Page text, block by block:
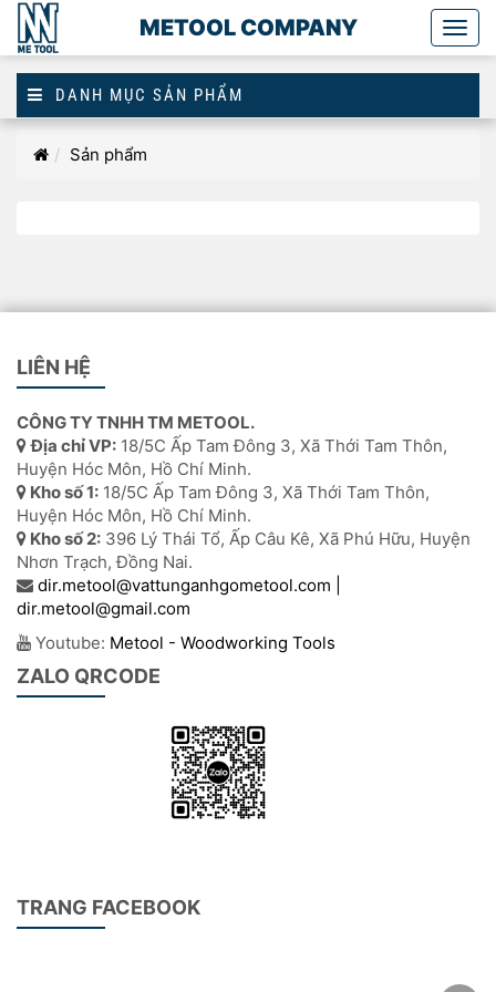
METOOL COMPANY
DANH MỤC SẢN PHẨM
TrangSản phẩm
LIÊN HỆ
CÔNG TY TNHH TM METOOL.
Địa chỉ VP: 18/5C Ấp Tam Đông 3, Xã Thới Tam Thôn,
Huyện Hóc Môn, Hồ Chí Minh.
Kho số 1: 18/5C Ấp Tam Đông 3, Xã Thới Tam Thôn,
Huyện Hóc Môn, Hồ Chí Minh.
Kho số 2: 396 Lý Thái Tổ, Ấp Câu Kê, Xã Phú Hữu, Huyện
Nhơn Trạch, Đồng Nai.
dir.metool@vattunganhgometool.com |
dir.metool@gmail.com
Youtube: Metool - Woodworking Tools
ZALO QRCODE
TRANG FACEBOOK